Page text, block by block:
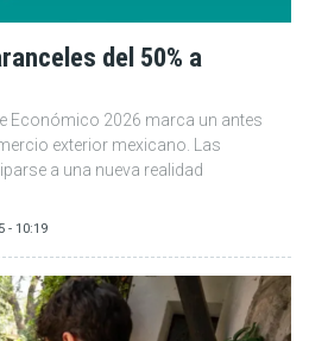
del 50% a
Económico 2026 marca un antes
exterior mexicano. Las
a una nueva realidad
- 10:19